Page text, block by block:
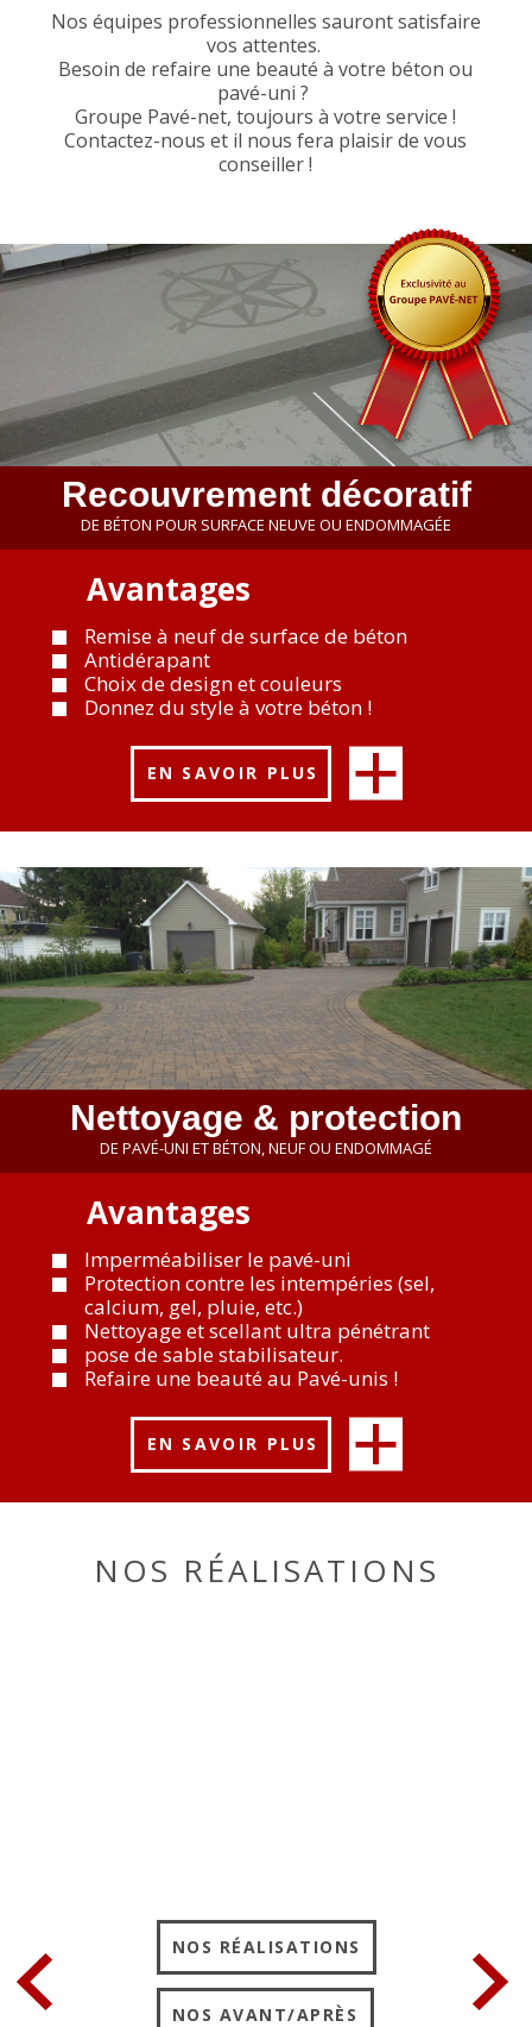
Nos équipes professionnelles sauront satisfaire
vos attentes.
Besoin de refaire une beauté à votre béton ou
pavé-uni ?
Groupe Pavé-net, toujours à votre service !
Contactez-nous et il nous fera plaisir de vous
conseiller !
Recouvrement décoratif
DE BÉTON POUR SURFACE NEUVE OU ENDOMMAGÉE
Avantages
Remise à neuf de surface de béton
Antidérapant
Choix de design et couleurs
Donnez du style à votre béton !
EN SAVOIR PLUS
Nettoyage & protection
DE PAVÉ-UNI ET BÉTON, NEUF OU ENDOMMAGÉ
Avantages
Imperméabiliser le pavé-uni
Protection contre les intempéries (sel,
calcium, gel, pluie, etc.)
Nettoyage et scellant ultra pénétrant
pose de sable stabilisateur.
Refaire une beauté au Pavé-unis !
EN SAVOIR PLUS
NOS RÉALISATIONS
NOS RÉALISATIONS
NOS AVANT/APRÈS